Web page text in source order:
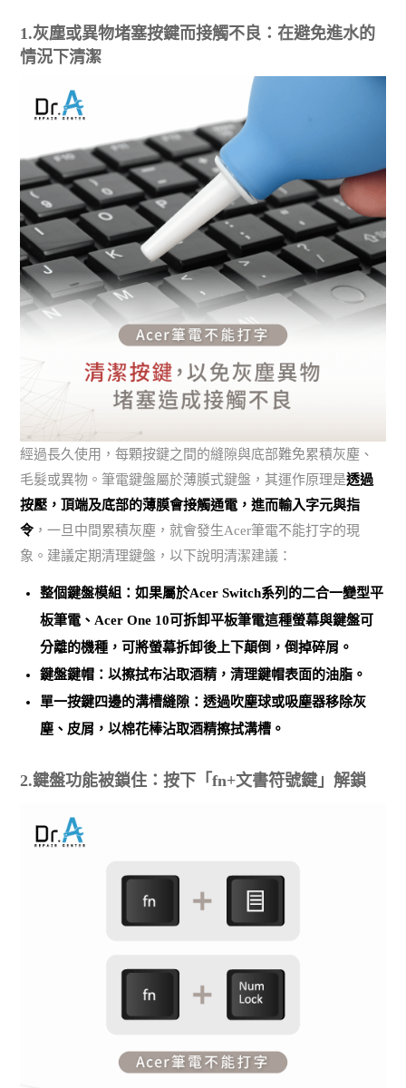
1.灰塵或異物堵塞按鍵而接觸不良：在避免進水的
情況下清潔
經過長久使用，每顆按鍵之間的縫隙與底部難免累積灰塵、
毛髮或異物。筆電鍵盤屬於薄膜式鍵盤，其運作原理是透過
按壓，頂端及底部的薄膜會接觸通電，進而輸入字元與指
令 ，一旦中間累積灰塵，就會發生Acer筆電不能打字的現
象。建議定期清理鍵盤，以下說明清潔建議：
整個鍵盤模組：如果屬於Acer Switch系列的二合一變型平
板筆電、Acer One 10可拆卸平板筆電這種螢幕與鍵盤可
分離的機種，可將螢幕拆卸後上下顛倒，倒掉碎屑。
鍵盤鍵帽：以擦拭布沾取酒精，清理鍵帽表面的油脂。
單一按鍵四邊的溝槽縫隙：透過吹塵球或吸塵器移除灰
塵、皮屑，以棉花棒沾取酒精擦拭溝槽。
2.鍵盤功能被鎖住：按下「fn+文書符號鍵」解鎖